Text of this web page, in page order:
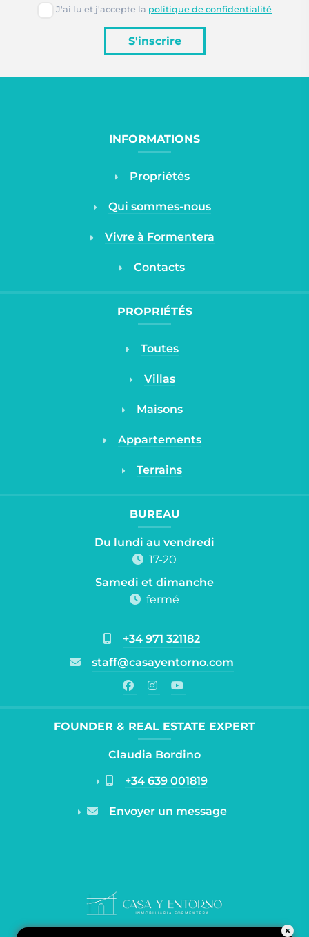
J'ai lu et j'accepte la politique de confidentialité
S'inscrire
INFORMATIONS
Propriétés
Qui sommes-nous
Vivre à Formentera
Contacts
PROPRIÉTÉS
Toutes
Villas
Maisons
Appartements
Terrains
BUREAU
Du lundi au vendredi
17-20
Samedi et dimanche
fermé
+34 971 321182
staff@casayentorno.com
FOUNDER & REAL ESTATE EXPERT
Claudia Bordino
+34 639 001819
Envoyer un message